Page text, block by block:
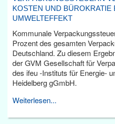
KOSTEN UND BÜROKRATIE
UMWELTEFFEKT
Kommunale
Prozent des gesamten
Deutschland. Zu diesem
der GVM Gesellschaft für
des ifeu -Instituts für Energie-
Heidelberg gGmbH.
Weiterlesen...